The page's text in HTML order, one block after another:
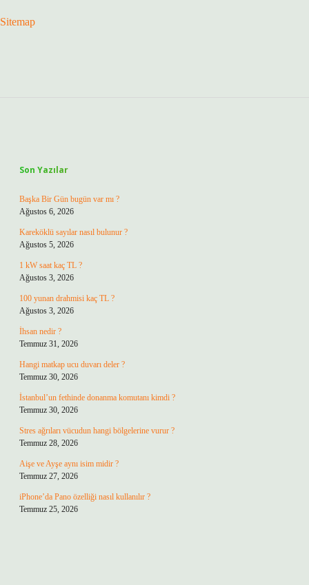
Sitemap
Son Yazılar
Başka Bir Gün bugün var mı ?
Ağustos 6, 2026
Kareköklü sayılar nasıl bulunur ?
Ağustos 5, 2026
1 kW saat kaç TL ?
Ağustos 3, 2026
100 yunan drahmisi kaç TL ?
Ağustos 3, 2026
İhsan nedir ?
Temmuz 31, 2026
Hangi matkap ucu duvarı deler ?
Temmuz 30, 2026
İstanbul’un fethinde donanma komutanı kimdi ?
Temmuz 30, 2026
Stres ağrıları vücudun hangi bölgelerine vurur ?
Temmuz 28, 2026
Aişe ve Ayşe aynı isim midir ?
Temmuz 27, 2026
iPhone’da Pano özelliği nasıl kullanılır ?
Temmuz 25, 2026